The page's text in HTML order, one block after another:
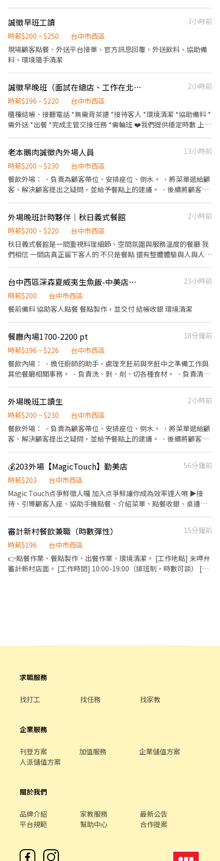
負責結帳、收銀等工作。 ．負責擺盤、打包外帶服務。
誠徵早班工讀
3小時前
時薪$200 ~ $250
台中市西區
現場顧客點餐、外送平台接單、官方訊息回覆、外送飲料、協助備
料、環境隨手清潔
誠徵早晚班（面試在總店、工作在北區）
2小時前
時薪$196 ~ $220
台中市西區
櫃檯結帳、接聽電話 *無需背茶譜 *接待客人 *環境清潔 *協助備料 *
需外送 *出餐 *完成主管交接任務 *需輪班 ❤️我們提供穩定時數 上班
老本鵝肉誠徵內外場人員
13小時前
時薪$200 ~ $230
台中市西區
餐飲外場： ．負責為顧客帶位、安排座位、倒水。 ．將菜單遞給顧
客、解決顧客提出之疑問，並給予餐點上的建議。 ．後續將顧客點
負責結帳、收銀等工作。 餐飲內場： ．擔任廚師的助手，處理烹飪
前與烹飪中之準備工作與其他餐廳相關事務。 ．負責洗、剝、削、
切各種食材。 ．負責清理工作環境、設備和餐具。 ．準備不同餐點
所需要的食材。 ．協助測量食材的容量與重量。 ．負責擺盤、打包
外場晚班計時夥伴｜秋日義式餐館
2小時前
時薪$200 ~ $220
台中市西區
秋日義式餐館是一間重視料理細節、空間氛圍與服務溫度的餐廳 我
們相信 一間店真正留下客人的 不只是餐點 還有整體體驗與人與人之
助維持店內環境與營運流程 • 協助飲品與簡易甜點出餐 • 與團隊
共同維持良好的用餐體驗 如果你喜歡有溫度的餐廳氛圍 也希望在工
作中累積真正的現場能力 歡迎加入秋日
台中西區深森夏威夷生魚飯-中美店工讀生，週休二日，國定假日休息
23小時前
時薪$200
台中市西區
餐前備料 協助客人點餐 餐點製作，並交付 結帳收銀 環境清潔
餐廳內場1700-2200 pt
18分鐘前
時薪$196 ~ $226
台中市西區
餐飲內場： ．擔任廚師的助手，處理烹飪前與烹飪中之準備工作與
其他餐廳相關事務。 ．負責洗、剝、削、切各種食材。 ．負責清理
外場晚班工讀生
2小時前
時薪$200 ~ $230
台中市西區
餐飲外場： ．負責為顧客帶位、安排座位、倒水。 ．將菜單遞給顧
客、解決顧客提出之疑問，並給予餐點上的建議。 ．後續將顧客點
帳、收銀等工作。
💰203外場【MagicTouch】勤美店
56分鐘前
時薪$203
台中市西區
Magic Touch点爭鮮徵人囉 加入点爭鮮讓你成為效率達人唷 ▶️接
待、引導顧客入座、協助手機點餐、介紹菜單、點餐收銀、桌邊服
▶️維持門市整潔 💰每學會一個崗位，並通過考核即可獲得獎金2000
元，共8項崗位，獎金拿不完 💰颱風天出勤津貼：滿8H給予500元，
滿4H給予200元 💰旅遊津貼：每年2500元 💰進修課程：考取證照，
每年2000元 💰團體運動：揪團運動每人1000元（不限制運動類別）
💰公司活動：爭鮮DNA集點活動，達指定分數，可獲得5000元票卷
品。 ●員工就是一家人 門市免費供餐、消費9折優惠、特約商店折
撥勞工退休新制6%。
審計新村餐飲兼職（時數彈性）
15分鐘前
時薪$196
台中市西區
👉點餐作業、餐點製作、出餐作業、環境清潔。 [工作地點] 来呷弁
審計新村店面。 [工作時間] 10:00-19:00（排班制，時數可談） [工
求職服務
找打工 找任務 找家教
企業服務
刊登方案 加值服務
企業儲值方案
人派儲值方案
關於我們
品牌介紹 家教服務
最新公告
平台規範
幫助中心 合作提案